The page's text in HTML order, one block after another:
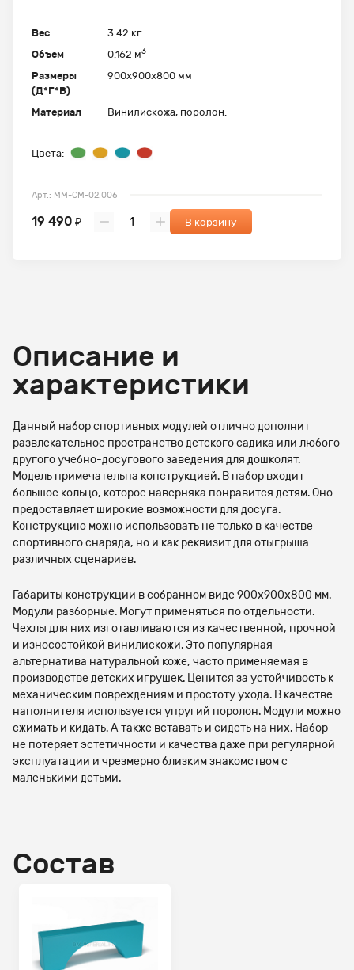
Вес
3.42 кг
Объем
0.162 м3
Размеры
(Д*Г*В)
900х900х800 мм
Материал Винилискожа, поролон.
Цвета:
Арт.: ММ-СМ-02.006
19 490 ₽ В корзину
Описание и
характеристики
Данный набор спортивных модулей отлично дополнит
развлекательное пространство детского садика или любого
другого учебно-досугового заведения для дошколят.
Модель примечательна конструкцией. В набор входит
большое кольцо, которое наверняка понравится детям. Оно
предоставляет широкие возможности для досуга.
Конструкцию можно использовать не только в качестве
спортивного снаряда, но и как реквизит для отыгрыша
различных сценариев.
Габариты конструкции в собранном виде 900х900х800 мм.
Модули разборные. Могут применяться по отдельности.
Чехлы для них изготавливаются из качественной, прочной
и износостойкой винилискожи. Это популярная
альтернатива натуральной коже, часто применяемая в
производстве детских игрушек. Ценится за устойчивость к
механическим повреждениям и простоту ухода. В качестве
наполнителя используется упругий поролон. Модули можно
сжимать и кидать. А также вставать и сидеть на них. Набор
не потеряет эстетичности и качества даже при регулярной
эксплуатации и чрезмерно близким знакомством с
маленькими детьми.
Состав